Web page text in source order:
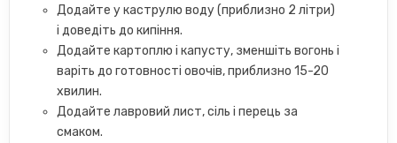
Додайте у каструлю воду (приблизно 2 літри)
і доведіть до кипіння.
Додайте картоплю і капусту, зменшіть вогонь і
варіть до готовності овочів, приблизно 15-20
хвилин.
Додайте лавровий лист, сіль і перець за
смаком.